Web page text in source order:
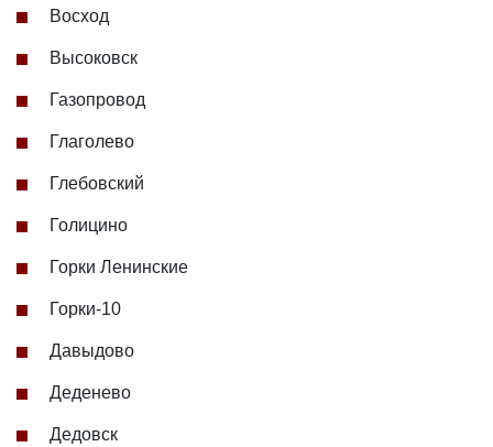
Восход
Высоковск
Газопровод
Глаголево
Глебовский
Голицино
Горки Ленинские
Горки-10
Давыдово
Деденево
Дедовск